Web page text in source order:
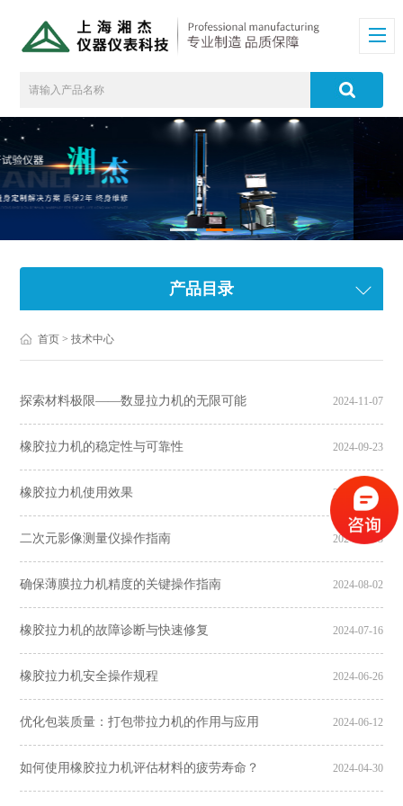
产品目录
首页 > 技术中心
2024-11-07
探索材料极限——数显拉力机的无限可能
2024-09-23
橡胶拉力机的稳定性与可靠性
2024-09-10
橡胶拉力机使用效果
2024-09-03
二次元影像测量仪操作指南
2024-08-02
确保薄膜拉力机精度的关键操作指南
2024-07-16
橡胶拉力机的故障诊断与快速修复
2024-06-26
橡胶拉力机安全操作规程
2024-06-12
优化包装质量：打包带拉力机的作用与应用
2024-04-30
如何使用橡胶拉力机评估材料的疲劳寿命？